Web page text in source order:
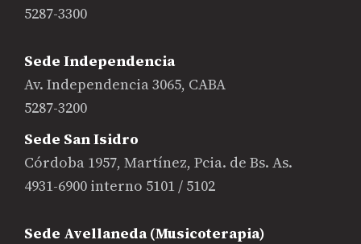
5287-3300
Sede Independencia
Av. Independencia 3065, CABA
5287-3200
Sede San Isidro
Córdoba 1957, Martínez, Pcia. de Bs. As.
4931-6900 interno 5101 / 5102
Sede Avellaneda (Musicoterapia)